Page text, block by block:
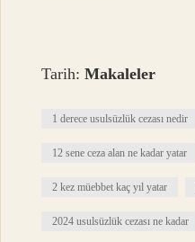
Tarih:Makaleler
1 derece usulsüzlük cezası nedir
12 sene ceza alan ne kadar yatar
2 kez müebbet kaç yıl yatar
2024 usulsüzlük cezası ne kadar